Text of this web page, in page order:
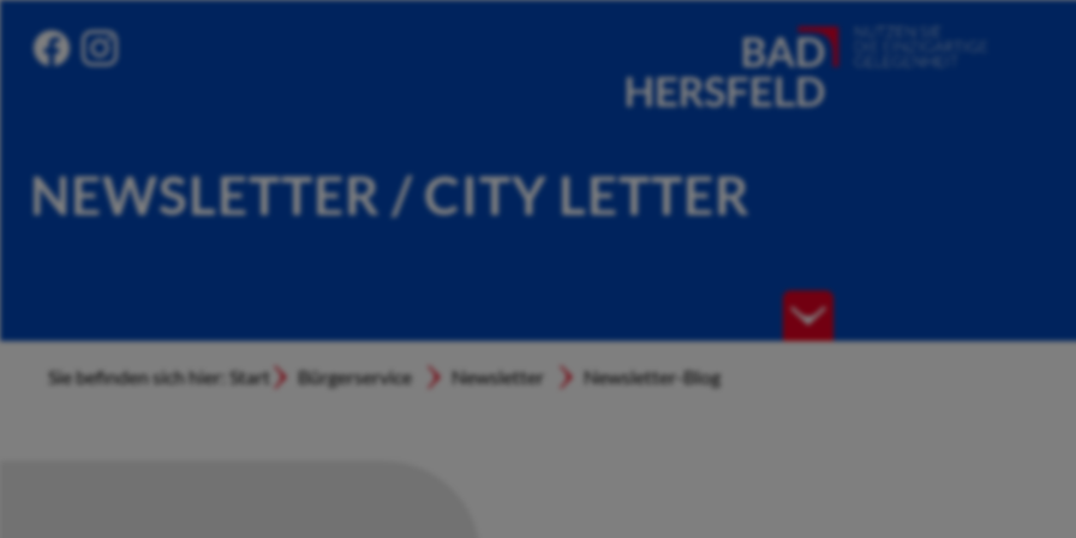
NEWSLETTER / CITY LETTER
Sie befinden sich hier: Start Bürgerservice Newsletter Newsletter-Blog